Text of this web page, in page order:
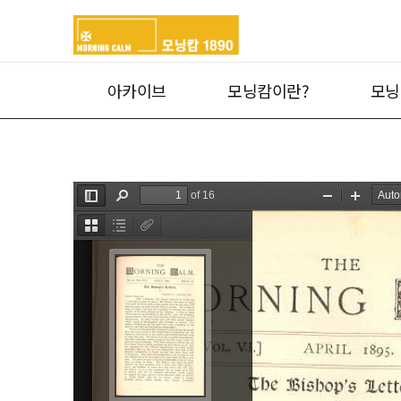
아카이브 모닝캄이란? 모